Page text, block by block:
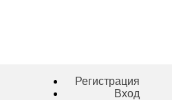
Регистрация
Вход